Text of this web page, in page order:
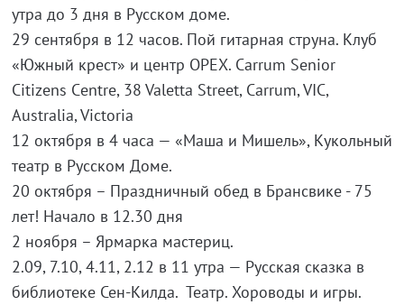
утра до 3 дня в Русском доме.
29 сентября в 12 часов. Пой гитарная струна. Клуб
«Южный крест» и центр ОРЕХ. Carrum Senior
Citizens Сentre, 38 Valetta Street, Carrum, VIC,
Australia, Victoria
12 октября в 4 часа — «Маша и Мишель», Кукольный
театр в Русском Доме.
20 октября – Праздничный обед в Брансвике - 75
лет! Начало в 12.30 дня
2 ноября – Ярмарка мастериц.
2.09, 7.10, 4.11, 2.12 в 11 утра — Русская сказка в
библиотеке Сен-Килда. Театр. Хороводы и игры.